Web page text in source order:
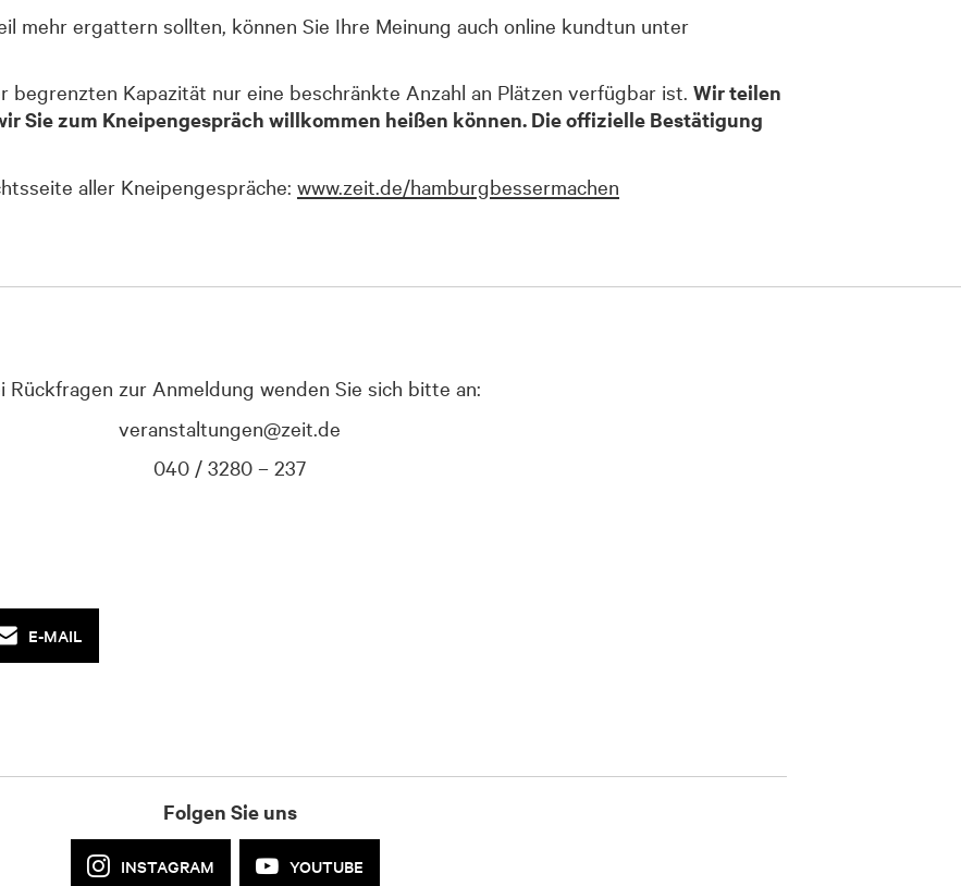
mehr ergattern sollten, können Sie Ihre Meinung auch online kundtun unter
begrenzten Kapazität nur eine beschränkte Anzahl an Plätzen verfügbar ist. Wir teilen
Sie zum Kneipengespräch willkommen heißen können. Die offizielle Bestätigung
aller Kneipengespräche: www.zeit.de/hamburgbessermachen
Rückfragen zur Anmeldung wenden Sie sich bitte an:
veranstaltungen@zeit.de
040 / 3280 – 237
E-MAIL
Folgen Sie uns
INSTAGRAM YOUTUBE